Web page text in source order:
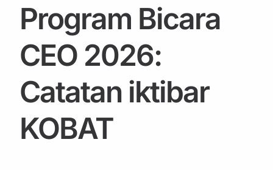
Program Bicara
CEO 2026:
Catatan iktibar
KOBAT